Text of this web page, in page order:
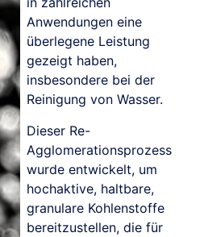
Anwendungen eine
überlegene Leistung
gezeigt haben,
insbesondere bei der
Reinigung von Wasser.
Dieser Re-
Agglomerationsprozess
wurde entwickelt, um
hochaktive, haltbare,
granulare Kohlenstoffe
bereitzustellen, die für